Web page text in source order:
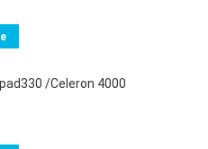
/Celeron 4000